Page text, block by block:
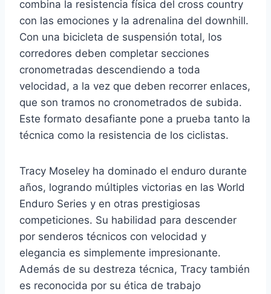
combina la resistencia física del cross country
con las emociones y la adrenalina del downhill.
Con una bicicleta de suspensión total, los
corredores deben completar secciones
cronometradas descendiendo a toda
velocidad, a la vez que deben recorrer enlaces,
que son tramos no cronometrados de subida.
Este formato desafiante pone a prueba tanto la
técnica como la resistencia de los ciclistas.
Tracy Moseley ha dominado el enduro durante
años, logrando múltiples victorias en las World
Enduro Series y en otras prestigiosas
competiciones. Su habilidad para descender
por senderos técnicos con velocidad y
elegancia es simplemente impresionante.
Además de su destreza técnica, Tracy también
es reconocida por su ética de trabajo